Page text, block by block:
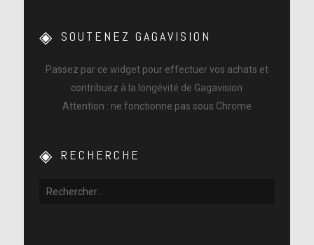
SOUTENEZ GAGAVISION
Passez par ce widget pour effectuer vos achats et
contribuez à la longévité de Gagavision
Attention : ne fonctionne pas sous Chrome
RECHERCHE